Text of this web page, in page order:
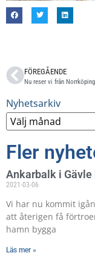
FÖREGÅENDE
Nu reser vi från
Nyhetsarkiv
Fler
Ankarbalk i Gävle
2021-03-06
Vi har nu kommit
att återigen få
hamn bygga
Läs mer »